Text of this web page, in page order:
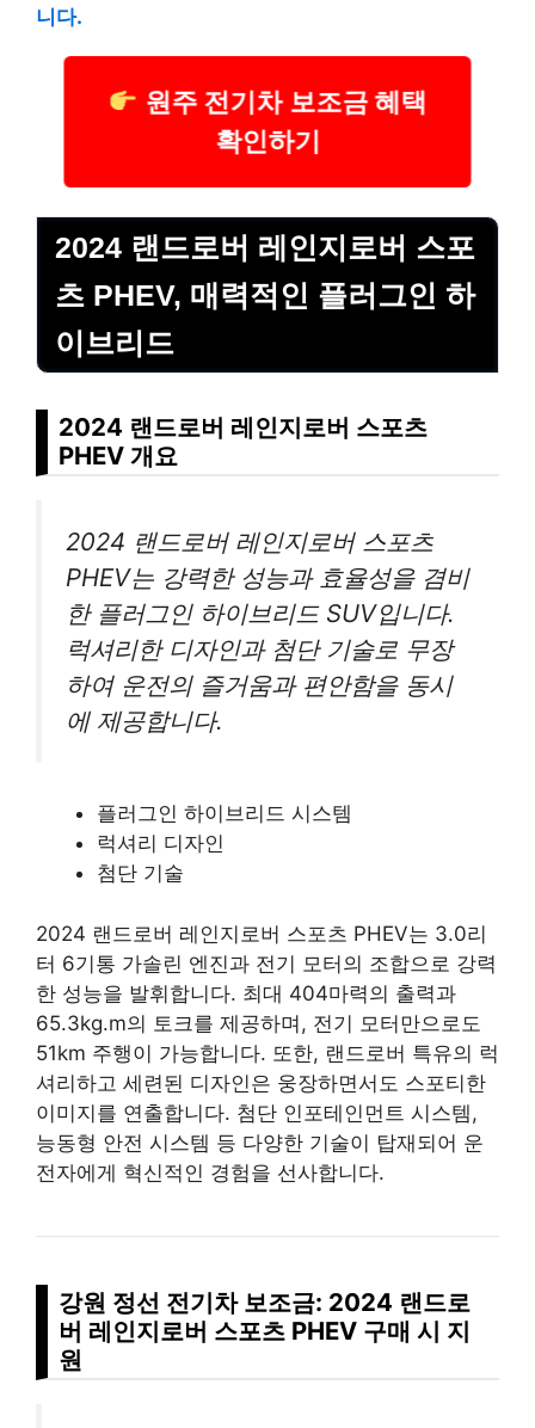
니다.
원주 전기차 보조금 혜택
확인하기
2024 랜드로버 레인지로버 스포
츠 PHEV, 매력적인 플러그인 하
이브리드
2024 랜드로버 레인지로버 스포츠
PHEV 개요
2024 랜드로버 레인지로버 스포츠
PHEV는 강력한 성능과 효율성을 겸비
한 플러그인 하이브리드 SUV입니다.
럭셔리한 디자인과 첨단 기술로 무장
하여 운전의 즐거움과 편안함을 동시
에 제공합니다.
플러그인 하이브리드 시스템
럭셔리 디자인
첨단 기술
2024 랜드로버 레인지로버 스포츠 PHEV는 3.0리
터 6기통 가솔린 엔진과 전기 모터의 조합으로 강력
한 성능을 발휘합니다. 최대 404마력의 출력과
65.3kg.m의 토크를 제공하며, 전기 모터만으로도
51km 주행이 가능합니다. 또한, 랜드로버 특유의 럭
셔리하고 세련된 디자인은 웅장하면서도 스포티한
이미지를 연출합니다. 첨단 인포테인먼트 시스템,
능동형 안전 시스템 등 다양한 기술이 탑재되어 운
전자에게 혁신적인 경험을 선사합니다.
강원 정선 전기차 보조금: 2024 랜드로
버 레인지로버 스포츠 PHEV 구매 시 지
원